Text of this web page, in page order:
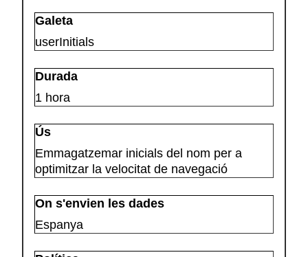
userInitials
1 hora
Emmagatzemar inicials del nom per a
optimitzar la velocitat de navegació
Espanya